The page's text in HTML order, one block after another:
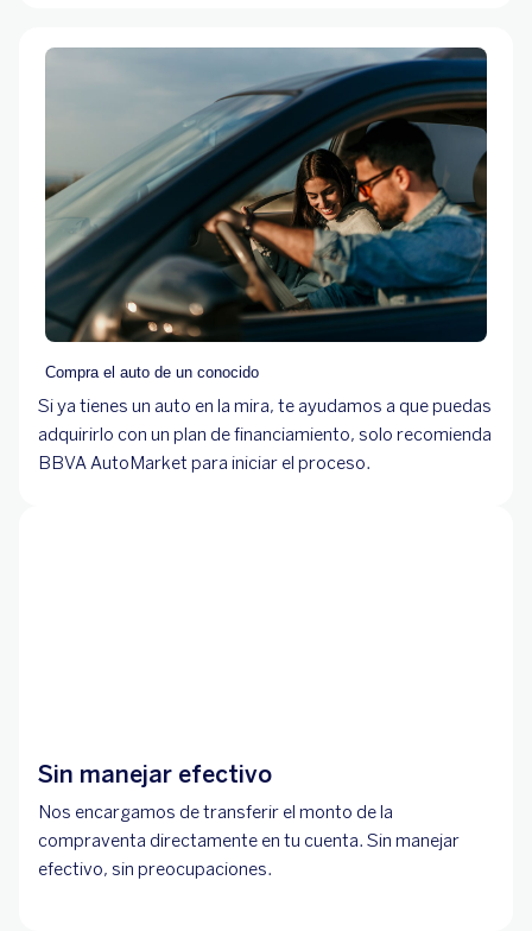
Compra el auto de un conocido
Si ya tienes un auto en la mira, te ayudamos a que puedas
adquirirlo con un plan de financiamiento, solo recomienda
BBVA AutoMarket para iniciar el proceso.
Sin manejar efectivo
Nos encargamos de transferir el monto de la
compraventa directamente en tu cuenta. Sin manejar
efectivo, sin preocupaciones.